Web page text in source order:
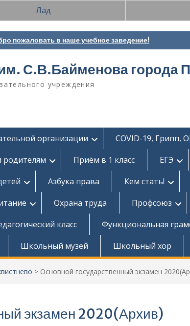
Лад
пожаловать в наше учебное заведение!
С.В.Байменова города
учреждения
организации COVID-19, Грипп,
родителям Приём в 1 класс ЕГЭ
Азбука права Кем стать!
Охрана труда Профсоюз
класс Функциональная
Школьный музей Школьный хор
> Основной государственный экзамен
экзамен 2020(Архив)